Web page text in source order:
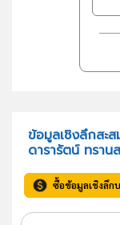
ข้อมูลเชิงลึกสะ
ดารารัตน์ ทรา
ซื้อข้อมูลเชิงลึก